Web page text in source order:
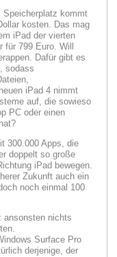
kommt
kosten. Das mag
iPad der vierten
für 799 Euro. Will
Dafür gibt es
sodass
iPad 4 nimmt
auf, die sowieso
PC oder einen
300.000 Apps, die
doppelt so große
iPad bewegen.
Zukunft auch ein
noch einmal 100
ansonsten nichts
Surface Pro
derjenige, der